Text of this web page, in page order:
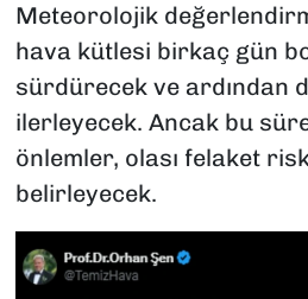
Meteorolojik
hava kütlesi birkaç gün
sürdürecek ve ardından
ilerleyecek. Ancak bu
önlemler, olası felaket
belirleyecek.